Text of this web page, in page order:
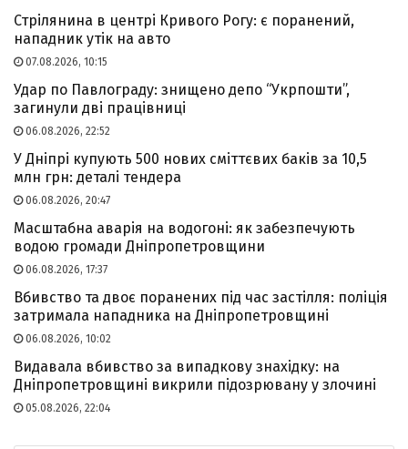
Стрілянина в центрі Кривого Рогу: є поранений,
нападник утік на авто
07.08.2026, 10:15
Удар по Павлограду: знищено депо “Укрпошти”,
загинули дві працівниці
06.08.2026, 22:52
У Дніпрі купують 500 нових сміттєвих баків за 10,5
млн грн: деталі тендера
06.08.2026, 20:47
Масштабна аварія на водогоні: як забезпечують
водою громади Дніпропетровщини
06.08.2026, 17:37
Вбивство та двоє поранених під час застілля: поліція
затримала нападника на Дніпропетровщині
06.08.2026, 10:02
Видавала вбивство за випадкову знахідку: на
Дніпропетровщині викрили підозрювану у злочині
05.08.2026, 22:04